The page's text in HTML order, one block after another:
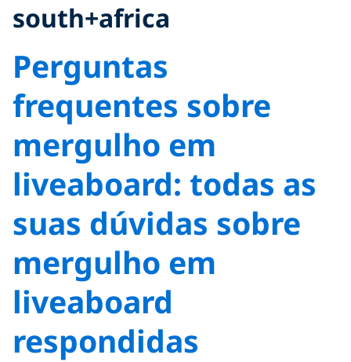
south+africa
Perguntas
frequentes sobre
mergulho em
liveaboard: todas as
suas dúvidas sobre
mergulho em
liveaboard
respondidas